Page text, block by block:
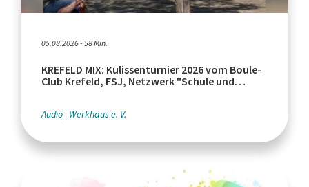
05.08.2026 - 58 Min.
KREFELD MIX: Kulissenturnier 2026 vom Boule-
Club Krefeld, FSJ, Netzwerk "Schule und
Audio Werkhaus e. V.